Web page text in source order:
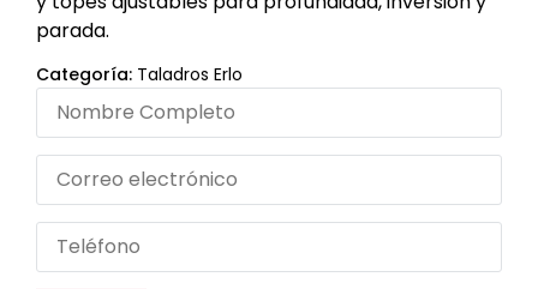
parada.
Categoría: Taladros Erlo